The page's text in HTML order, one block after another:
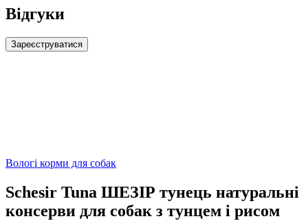
Відгуки
Зареєструватися
Вологі корми для собак
Schesir Tuna ШЕЗІР тунець натуральні
консерви для собак з тунцем і рисом